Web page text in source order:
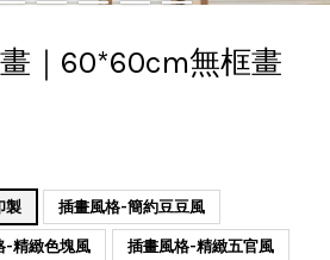
｜60*60cm無框畫
製 插畫風格-簡約豆豆風
-精緻色塊風 插畫風格-精緻五官風